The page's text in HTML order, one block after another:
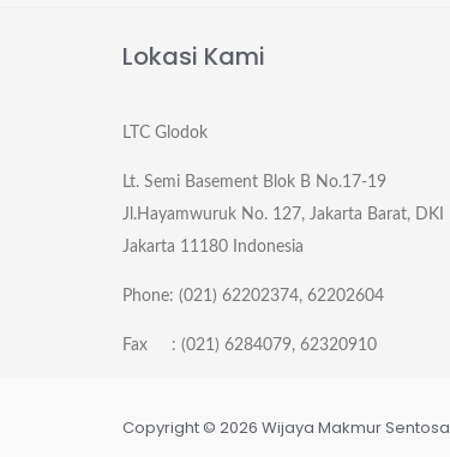
Lokasi Kami
LTC Glodok
Lt. Semi Basement Blok B No.17-19
Jl.Hayamwuruk No. 127, Jakarta Barat, DKI
Jakarta 11180 Indonesia
Phone: (021) 62202374, 62202604
Fax : (021) 6284079, 62320910
Copyright © 2026 Wijaya Makmur Sentosa